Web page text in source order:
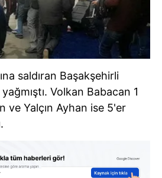
saldıran Başakşehirli
Volkan Babacan 1
ve Yalçın Ayhan ise 5'er